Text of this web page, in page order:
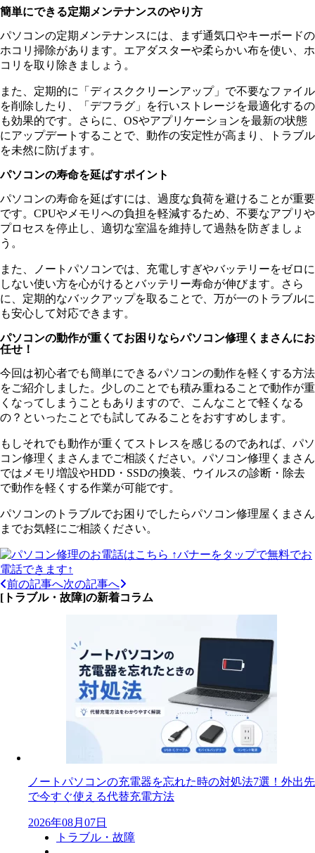
簡単にできる定期メンテナンスのやり方
パソコンの定期メンテナンスには、まず通気口やキーボードの
ホコリ掃除があります。エアダスターや柔らかい布を使い、ホ
コリを取り除きましょう。
また、定期的に「ディスククリーンアップ」で不要なファイル
を削除したり、「デフラグ」を行いストレージを最適化するの
も効果的です。さらに、OSやアプリケーションを最新の状態
にアップデートすることで、動作の安定性が高まり、トラブル
を未然に防げます。
パソコンの寿命を延ばすポイント
パソコンの寿命を延ばすには、過度な負荷を避けることが重要
です。CPUやメモリへの負担を軽減するため、不要なアプリや
プロセスを停止し、適切な室温を維持して過熱を防ぎましょ
う。
また、ノートパソコンでは、充電しすぎやバッテリーをゼロに
しない使い方を心がけるとバッテリー寿命が伸びます。さら
に、定期的なバックアップを取ることで、万が一のトラブルに
も安心して対応できます。
パソコンの動作が重くてお困りならパソコン修理くまさんにお
任せ！
今回は初心者でも簡単にできるパソコンの動作を軽くする方法
をご紹介しました。少しのことでも積み重ねることで動作が重
くなってしまうこともありますので、こんなことで軽くなる
の？といったことでも試してみることをおすすめします。
もしそれでも動作が重くてストレスを感じるのであれば、パソ
コン修理くまさんまでご相談ください。パソコン修理くまさん
ではメモリ増設やHDD・SSDの換装、ウイルスの診断・除去
で動作を軽くする作業が可能です。
パソコンのトラブルでお困りでしたらパソコン修理屋くまさん
までお気軽にご相談ください。
↑バナーをタップで無料でお
電話できます↑
前の記事へ次の記事へ
[トラブル・故障]の新着コラム
ノートパソコンの充電器を忘れた時の対処法7選！外出先
で今すぐ使える代替充電方法
2026年08月07日
トラブル・故障